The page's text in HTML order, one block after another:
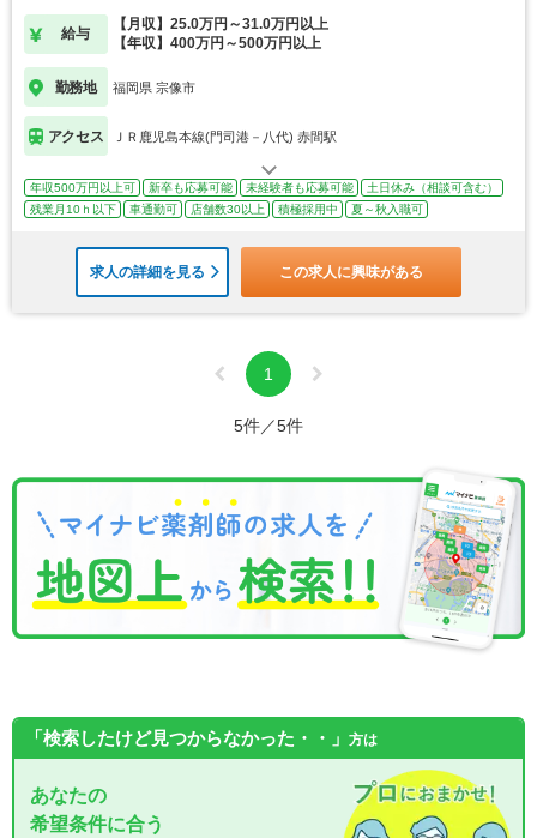
給与
【月収】25.0万円～31.0万円以上
【年収】400万円～500万円以上
勤務地 福岡県 宗像市
アクセス ＪＲ鹿児島本線(門司港－八代) 赤間駅
年収500万円以上可 新卒も応募可能 未経験者も応募可能
土日休み（相談可含む）
残業月10ｈ以下
車通勤可 店舗数30以上 積極採用中 夏～秋入職可
求人の詳細を見る この求人に興味がある
1
5件／5件
「検索したけど見つからなかった・・」 方は
あなたの
希望条件に合う